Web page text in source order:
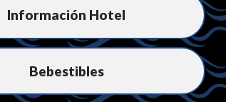
Información Hotel
Bebestibles